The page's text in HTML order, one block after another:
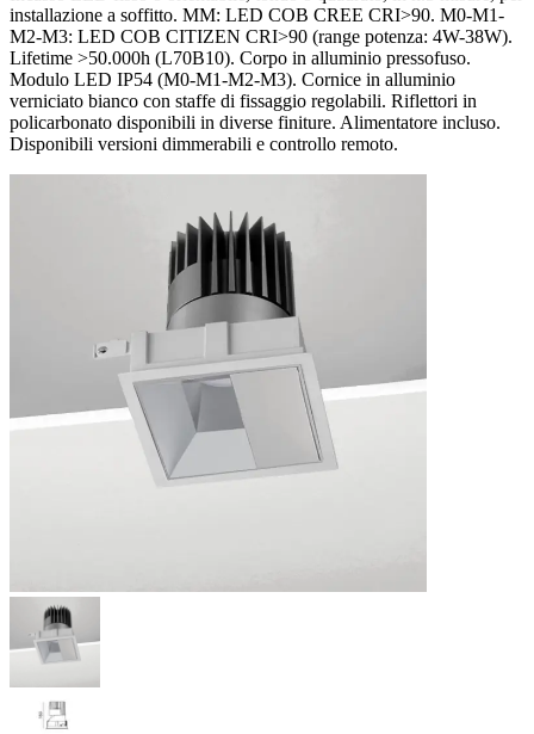
installazione a soffitto. MM: LED COB CREE CRI>90. M0-M1-
M2-M3: LED COB CITIZEN CRI>90 (range potenza: 4W-38W).
Lifetime >50.000h (L70B10). Corpo in alluminio pressofuso.
Modulo LED IP54 (M0-M1-M2-M3). Cornice in alluminio
verniciato bianco con staffe di fissaggio regolabili. Riflettori in
policarbonato disponibili in diverse finiture. Alimentatore incluso.
Disponibili versioni dimmerabili e controllo remoto.